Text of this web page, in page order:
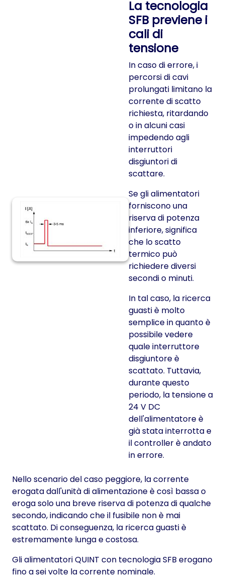
La tecnologia
SFB previene i
cali di
tensione
In caso di errore, i
percorsi di cavi
prolungati limitano la
corrente di scatto
richiesta, ritardando
o in alcuni casi
impedendo agli
interruttori
disgiuntori di
scattare.
Se gli alimentatori
forniscono una
riserva di potenza
inferiore, significa
che lo scatto
termico può
richiedere diversi
secondi o minuti.
In tal caso, la ricerca
guasti è molto
semplice in quanto è
possibile vedere
quale interruttore
disgiuntore è
scattato. Tuttavia,
durante questo
periodo, la tensione a
24 V DC
dell'alimentatore è
già stata interrotta e
il controller è andato
in errore.
Nello scenario del caso peggiore, la corrente
erogata dall'unità di alimentazione è così bassa o
eroga solo una breve riserva di potenza di qualche
secondo, indicando che il fusibile non è mai
scattato. Di conseguenza, la ricerca guasti è
estremamente lunga e costosa.
Gli alimentatori QUINT con tecnologia SFB erogano
fino a sei volte la corrente nominale.